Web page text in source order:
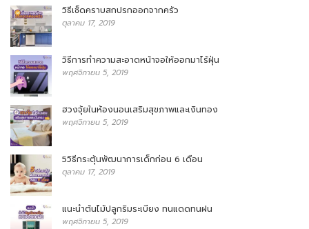
วิธีเช็ดคราบสกปรกออกจากครัว
ตุลาคม 17, 2019
วิธีการทำความสะอาดหน้าจอให้ออกมาไร้ฝุ่น
พฤศจิกายน 5, 2019
ฮวงจุ้ยในห้องนอนเสริมสุขภาพและเงินทอง
พฤศจิกายน 5, 2019
5วิธีกระตุ้นพัฒนาการเด็กก่อน 6 เดือน
ตุลาคม 17, 2019
แนะนำต้นไม้ปลูกริมระเบียง ทนแดดทนฝน
พฤศจิกายน 5, 2019